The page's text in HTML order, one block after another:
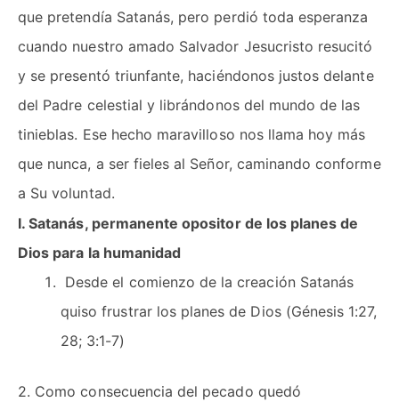
que pretendía Satanás, pero perdió toda esperanza
cuando nuestro amado Salvador Jesucristo resucitó
y se presentó triunfante, haciéndonos justos delante
del Padre celestial y librándonos del mundo de las
tinieblas. Ese hecho maravilloso nos llama hoy más
que nunca, a ser fieles al Señor, caminando conforme
a Su voluntad.
I. Satanás, permanente opositor de los planes de
Dios para la humanidad
Desde el comienzo de la creación Satanás
quiso frustrar los planes de Dios (Génesis 1:27,
28; 3:1-7)
2. Como consecuencia del pecado quedó